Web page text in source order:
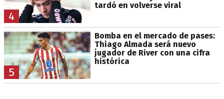
4
tardó en volverse viral
5
Bomba en el mercado de pases:
Thiago Almada será nuevo
jugador de River con una cifra
histórica